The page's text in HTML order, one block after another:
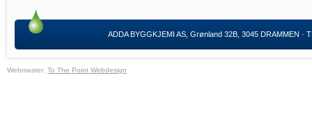
ADDA BYGGKJEMI AS, Grønland 32B, 3045 DRAMMEN ·
Webmaster: To The Point Webdesign